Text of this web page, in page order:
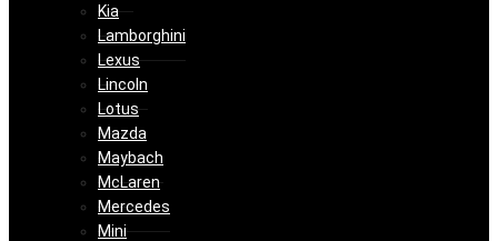
Kia
Lamborghini
Lexus
Lincoln
Lotus
Mazda
Maybach
McLaren
Mercedes
Mini